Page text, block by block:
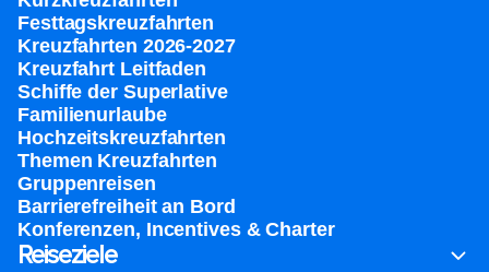
Festtagskreuzfahrten​
Kreuzfahrten 2026-2027
Kreuzfahrt Leitfaden
Schiffe der Superlative
Familienurlaube​
Hochzeitskreuzfahrten
Themen Kreuzfahrten
Gruppenreisen
Barrierefreiheit an Bord​
Konferenzen, Incentives & Charter
Reiseziele